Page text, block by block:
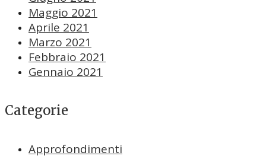
Maggio 2021
Aprile 2021
Marzo 2021
Febbraio 2021
Gennaio 2021
Categorie
Approfondimenti